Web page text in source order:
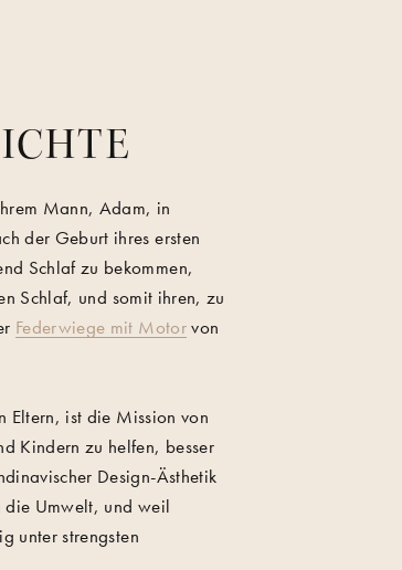
Mann, Adam, in
der Geburt ihres ersten
Schlaf zu bekommen,
Schlaf, und somit ihren, zu
Federwiege mit Motorvon
Eltern, ist die Mission von
Kindern zu helfen, besser
Design-Ästhetik
die Umwelt, und weil
unter strengsten